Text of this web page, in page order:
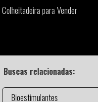
Colheitadeira para Vender
Buscas relacionadas:
Bioestimulantes